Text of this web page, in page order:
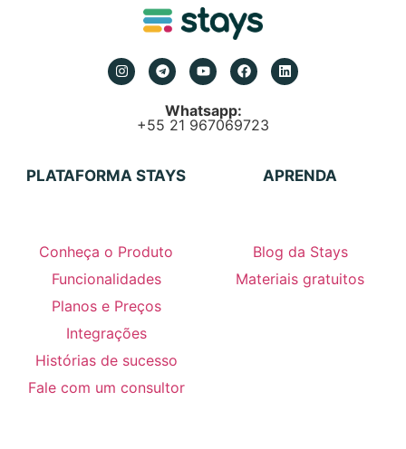
Whatsapp:
+55 21 967069723
PLATAFORMA STAYS
Conheça o Produto
Funcionalidades
Planos e Preços
Integrações
Histórias de sucesso
Fale com um consultor
APRENDA
Blog da Stays
Materiais gratuitos